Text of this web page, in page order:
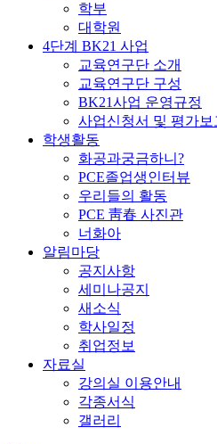
학부
대학원
4단계 BK21 사업
교육연구단 소개
교육연구단 구성
BK21사업 운영규정
사업신청서 및 평가보
학생활동
화공과궁금하니?
PCE졸업생인터뷰
우리들의 활동
PCE 靑春 사진관
너화아
알림마당
공지사항
세미나공지
새소식
학사일정
취업정보
자료실
강의실 이용안내
각종서식
갤러리